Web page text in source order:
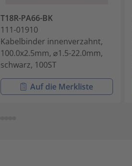
T18R-PA66-BK
111-01910
Kabelbinder innenverzahnt,
100.0x2.5mm, ⌀1.5-22.0mm,
schwarz, 100ST
Auf die Merkliste